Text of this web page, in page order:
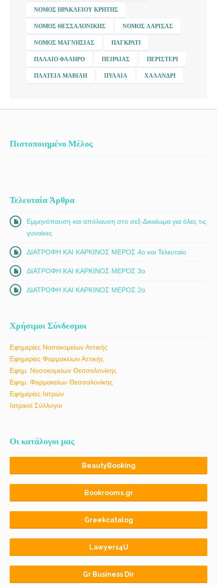
ΝΟΜΌΣ ΗΡΑΚΛΕΊΟΥ ΚΡΉΤΗΣ
ΝΟΜΌΣ ΘΕΣΣΑΛΟΝΊΚΗΣ ΝΟΜΌΣ ΛΆΡΙΣΑΣ
ΝΟΜΌΣ ΜΑΓΝΗΣΊΑΣ ΠΑΓΚΡΆΤΙ
ΠΑΛΑΙΌ ΦΆΛΗΡΟ ΠΕΙΡΑΙΆΣ ΠΕΡΙΣΤΈΡΙ
ΠΛΑΤΕΊΑ ΜΑΒΊΛΗ ΠΥΛΑΊΑ ΧΑΛΆΝΔΡΙ
Πιστοποιημένο Μέλος
Τελευταία Άρθρα
Εμμηνόπαυση και απόλαυση στο σεξ-Δικαίωμα για όλες τις
γυναίκες
ΔΙΑΤΡΟΦΗ ΚΑΙ ΚΑΡΚΙΝΟΣ ΜΕΡΟΣ 4ο και Τελευταίο
ΔΙΑΤΡΟΦΗ ΚΑΙ ΚΑΡΚΙΝΟΣ ΜΕΡΟΣ 3ο
ΔΙΑΤΡΟΦΗ ΚΑΙ ΚΑΡΚΙΝΟΣ ΜΕΡΟΣ 2ο
Χρήσιμοι Σύνδεσμοι
Εφημερίες Νοσοκομείων Αττικής
Εφημερίες Φαρμακείων Αττικής
Εφημ. Νοσοκομείων Θεσσαλονίκης
Εφημ. Φαρμακείων Θεσσαλονίκης
Εφημερίες Ιατρών
Ιατρικοί Σύλλογοι
Οι κατάλογοι μας
BeautyBooking
Bookrooms.gr
Greekcatalog
Lawyers4U
Gr Business Dir